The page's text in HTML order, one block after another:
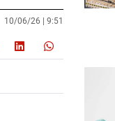
10/06/26 | 9:51